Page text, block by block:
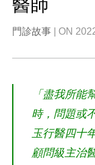
醫師
門診故事 | ON
「盡我所能
時，問題或
玉行醫四十
顧問級主治